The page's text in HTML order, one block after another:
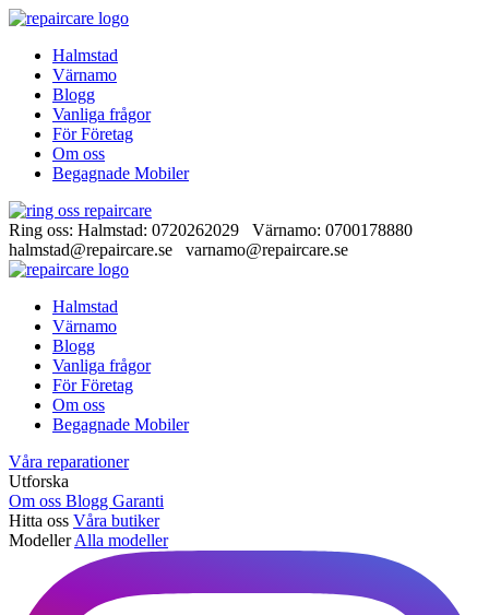
Halmstad
Värnamo
Blogg
Vanliga frågor
För Företag
Om oss
Begagnade Mobiler
Ring oss: Halmstad: 0720262029 Värnamo: 0700178880
halmstad@repaircare.se varnamo@repaircare.se
Halmstad
Värnamo
Blogg
Vanliga frågor
För Företag
Om oss
Begagnade Mobiler
Våra reparationer
Utforska
Om oss Blogg Garanti
Hitta oss Våra butiker
Modeller Alla modeller